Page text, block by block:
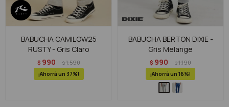
BABUCHA CAMILOW25
RUSTY - Gris Claro
$ 990 $1.590
37
BABUCHA BERTON DIXIE -
Gris Melange
$ 990 $1.190
16